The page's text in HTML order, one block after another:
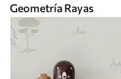
Geometría Rayas